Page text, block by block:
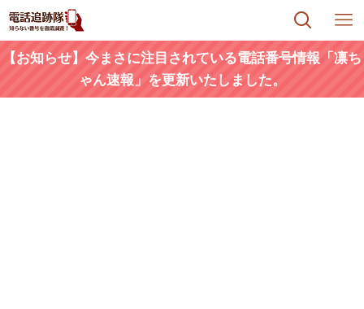
【お知らせ】今まさに注目されている電話番号情報「凛ち
ゃん速報」を更新いたしました。